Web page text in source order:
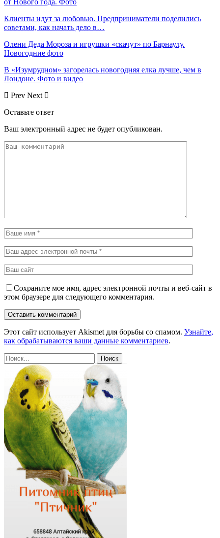
Клиенты идут за любовью. Предприниматели поделились
советами, как начать дело в…
Олени Деда Мороза и игрушки «скачут» по Барнаулу.
Новогодние фото
В «Изумрудном» загорелась новогодняя елка лучше, чем в
Лондоне. Фото и видео
Prev Next
Оставьте ответ
Ваш электронный адрес не будет опубликован.
Сохраните мое имя, адрес электронной почты и веб-сайт в
этом браузере для следующего комментария.
Этот сайт использует Akismet для борьбы со спамом. Узнайте,
как обрабатываются ваши данные комментариев.